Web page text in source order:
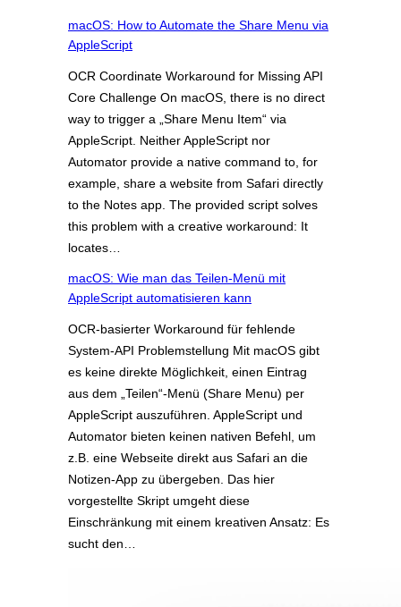
macOS: How to Automate the Share Menu via
AppleScript
OCR Coordinate Workaround for Missing API
Core Challenge On macOS, there is no direct
way to trigger a „Share Menu Item“ via
AppleScript. Neither AppleScript nor
Automator provide a native command to, for
example, share a website from Safari directly
to the Notes app. The provided script solves
this problem with a creative workaround: It
locates…
macOS: Wie man das Teilen-Menü mit
AppleScript automatisieren kann
OCR-basierter Workaround für fehlende
System-API Problemstellung Mit macOS gibt
es keine direkte Möglichkeit, einen Eintrag
aus dem „Teilen“-Menü (Share Menu) per
AppleScript auszuführen. AppleScript und
Automator bieten keinen nativen Befehl, um
z.B. eine Webseite direkt aus Safari an die
Notizen-App zu übergeben. Das hier
vorgestellte Skript umgeht diese
Einschränkung mit einem kreativen Ansatz: Es
sucht den…